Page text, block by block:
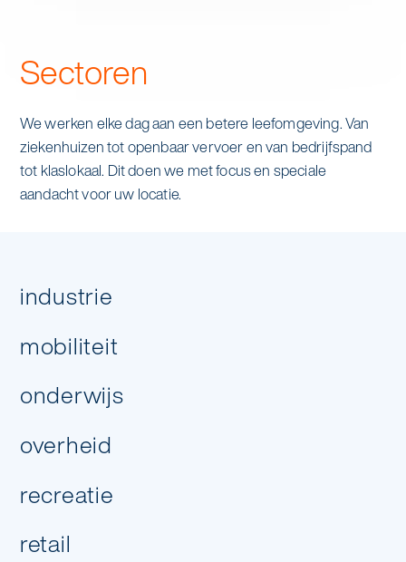
Hoeveel dagen per week heb je
schoonmaak nodig?
volgende stap
Sectoren
We werken elke dag aan een betere leefomgeving. Van
ziekenhuizen tot openbaar vervoer en van bedrijfspand
tot klaslokaal. Dit doen we met focus en speciale
aandacht voor uw locatie.
industrie
mobiliteit
onderwijs
overheid
recreatie
retail